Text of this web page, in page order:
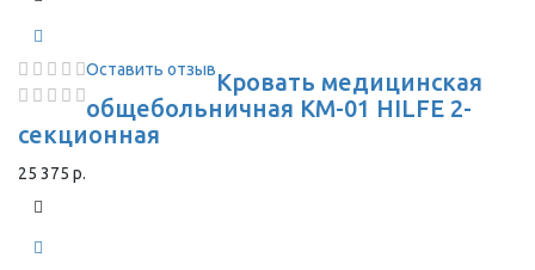
Оставить отзывКровать медицинская
общебольничная КМ-01 HILFE 2-
секционная
25 375 р.